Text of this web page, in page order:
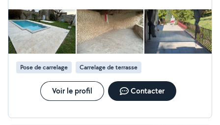
Pose de carrelage Carrelage de terrasse
Voir le profil Contacter